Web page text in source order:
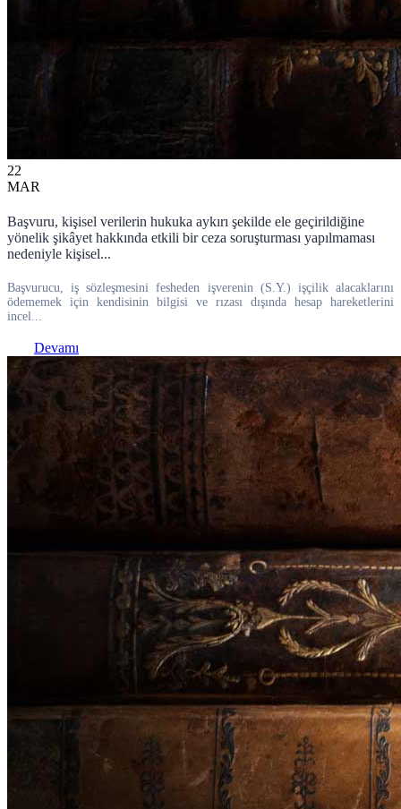
22
MAR
Başvuru, kişisel verilerin hukuka aykırı şekilde ele geçirildiğine
yönelik şikâyet hakkında etkili bir ceza soruşturması yapılmaması
nedeniyle kişisel...
Başvurucu, iş sözleşmesini fesheden işverenin (S.Y.) işçilik alacaklarını
ödememek için kendisinin bilgisi ve rızası dışında hesap hareketlerini
incel...
Devamı